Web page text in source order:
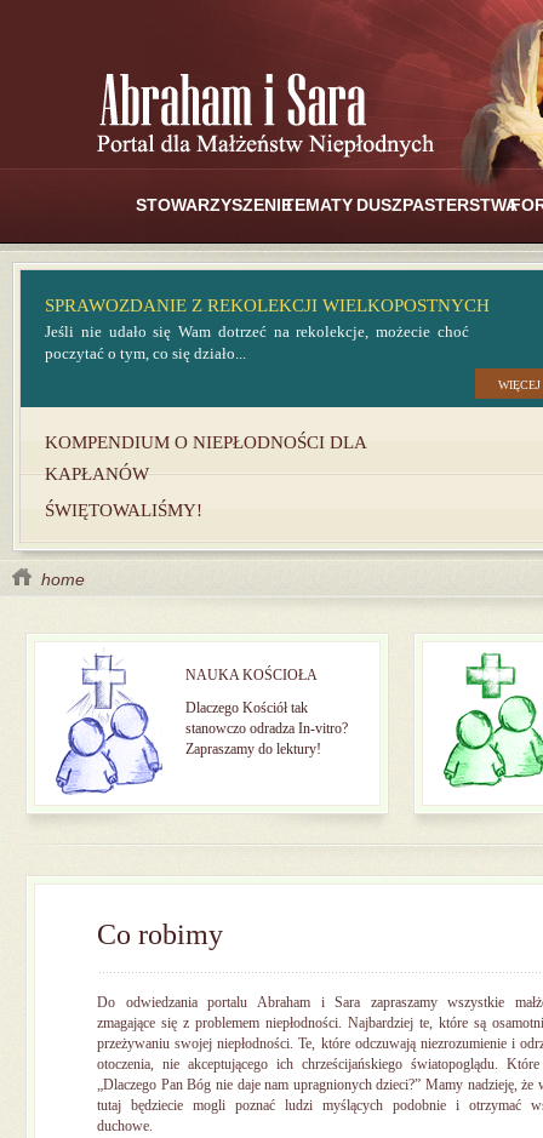
STOWARZYSZENIETEMATY DUSZPASTERSTWA
SPRAWOZDANIE Z REKOLEKCJI WIELKOPOSTNYCH
Jeśli nie udało się Wam dotrzeć na rekolekcje, możecie choć
poczytać o tym, co się działo...
WIĘCEJ
KOMPENDIUM O NIEPŁODNOŚCI DLA
KAPŁANÓW
ŚWIĘTOWALIŚMY!
home
NAUKA KOŚCIOŁA
Dlaczego Kościół tak
stanowczo odradza In-vitro?
Zapraszamy do lektury!
Co robimy
Do odwiedzania portalu Abraham i Sara zapraszamy wszystkie
zmagające się z problemem niepłodności. Najbardziej te, które są
przeżywaniu swojej niepłodności. Te, które odczuwają niezrozumienie i
otoczenia, nie akceptującego ich chrześcijańskiego światopoglądu.
„Dlaczego Pan Bóg nie daje nam upragnionych dzieci?” Mamy nadzieję, że
tutaj będziecie mogli poznać ludzi myślących podobnie i otrzymać
duchowe.